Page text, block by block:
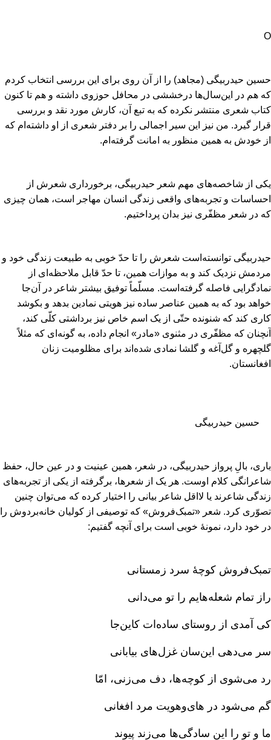
O
حسین حیدربیگی (مجاهد) را از آن روی برای این بررسی انتخاب کردم
که هم در این‌سال‌ها درخششی در محافل حوزوی داشته و هم تا کنون
کتاب شعری منتشر نکرده که به تبع آن‌، کارش مورد نقد و بررسی
قرار گیرد. من نیز این سیر اجمالی را بر دفتر شعری از او داشته‌ام که
از خودش به همین منظور به امانت گرفته‌ام‌.
یکی از شاخصه‌های مهم شعر حیدربیگی‌، برخورداری شعرش از
احساسات و تجربه‌های واقعی زندگی انسان مهاجر است‌، همان چیزی
که در شعر مظفّری نیز بدان پرداختیم‌.
حیدربیگی توانسته‌است شعرش را تا حدّ خوبی به طبیعت زندگی خود و
مردمش نزدیک کند و به موازات همین‌، تا حدّ قابل ملاحظه‌ای از
نمادگرایی فاصله گرفته‌است‌. مسلّماً توفیق بیشتر شاعر در آن‌جا
خواهد بود که به همین عناصر ساده نیز هویتی نمادین بدهد و بکوشد
کاری کند که شنونده حتّی از یک اسم خاص نیز برداشتی کلّی کند،
آنچنان که مظفّری در مثنوی «مادر» انجام داده‌، به گونه‌ای که مثلاً
گلچهره و گل‌آغه و گلشا نمادی شده‌اند برای مظلومیت زنان
افغانستان‌.
حسین حیدربیگی
باری‌، بالِ پرواز حیدربیگی‌، در شعر، همین عینیت و در عین حال‌، حفظ
شاعرانگی کلام اوست‌. هر یک از شعرها، برگرفته از یکی از تجربه‌های
زندگی شاعرند یا لااقل شاعر بیانی را اختیار کرده که می‌توان چنین
تصوّری کرد. شعر «تمبک‌فروش‌» که توصیفی از کولیان خانه‌بردوش را
در خود دارد، نمونۀ خوبی است برای آنچه گفتیم‌:
تمبک‌فروش کوچۀ سرد زمستانی‌
راز تمام شعله‌هایم را تو می‌دانی‌
کی آمدی از روستای ساده‌ات کاین‌جا
سر می‌دهی این‌سان غزل‌های بیابانی‌
رد می‌شوی از کوچه‌ها، دف می‌زنی‌، امّا
گم می‌شود در های‌وهویت مرد افغانی‌
ما و تو را این سادگی‌ها می‌زند پیوند